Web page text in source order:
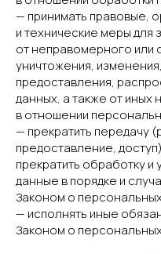
— принимать правовые,
и технические меры
от неправомерного или
уничтожения,
предоставления,
данных, а также от иных
в отношении
— прекратить передачу
предоставление,
прекратить обработку
данные в порядке и
Законом о
— исполнять иные
Законом о